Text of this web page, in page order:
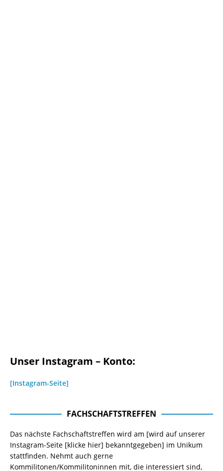
Unser Instagram – Konto:
[Instagram-Seite]
FACHSCHAFTSTREFFEN
Das nächste Fachschaftstreffen wird am [wird auf unserer
Instagram-Seite [klicke hier] bekanntgegeben] im Unikum
stattfinden. Nehmt auch gerne
Kommilitonen/Kommilitoninnen mit, die interessiert sind,